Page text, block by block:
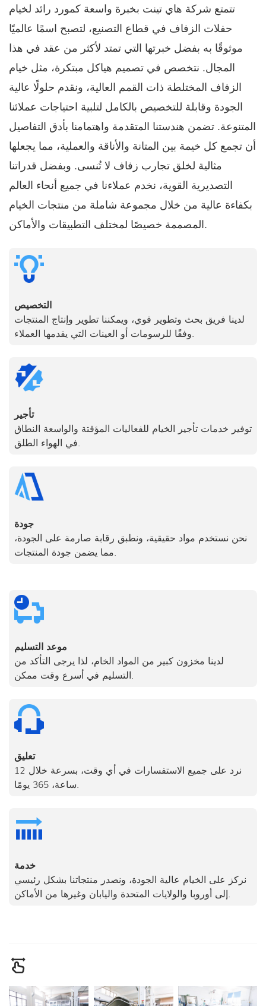
تتمتع شركة هاي تينت بخبرة واسعة كمورد رائد لخيام
حفلات الزفاف في قطاع التصنيع، لتصبح اسمًا عالميًا
موثوقًا به بفضل خبرتها التي تمتد لأكثر من عقد في هذا
المجال. نتخصص في تصميم هياكل مبتكرة، مثل خيام
الزفاف المختلطة ذات القمم العالية، ونقدم حلولًا عالية
الجودة وقابلة للتخصيص بالكامل لتلبية احتياجات عملائنا
المتنوعة. تضمن هندستنا المتقدمة واهتمامنا بأدق التفاصيل
أن تجمع كل خيمة بين المتانة والأناقة والعملية، مما يجعلها
مثالية لخلق تجارب زفاف لا تُنسى. وبفضل قدراتنا
التصديرية القوية، نخدم عملاءنا في جميع أنحاء العالم
بكفاءة عالية من خلال مجموعة شاملة من منتجات الخيام
المصممة خصيصًا لمختلف التطبيقات والأماكن.
التخصيص
لدينا فريق بحث وتطوير قوي، ويمكننا تطوير وإنتاج المنتجات
تأجير
توفير خدمات تأجير الخيام للفعاليات المؤقتة والواسعة النطاق
جودة
نحن نستخدم مواد حقيقية، ونطبق رقابة صارمة على الجودة،
موعد التسليم
لدينا مخزون كبير من المواد الخام، لذا يرجى التأكد من
التسليم في أسرع وقت ممكن.
تعليق
نرد على جميع الاستفسارات في أي وقت، بسرعة خلال 12
ساعة، 365 يومًا.
خدمة
نركز على الخيام عالية الجودة، ونصدر منتجاتنا بشكل رئيسي
إلى أوروبا والولايات المتحدة واليابان وغيرها من الأماكن.